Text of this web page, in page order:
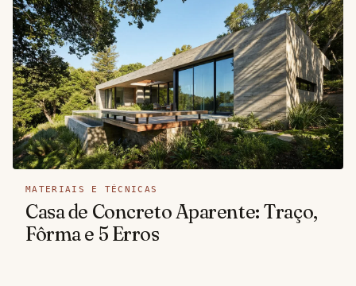
MATERIAIS E TÉCNICAS
Casa de Concreto Aparente: Traço,
Fôrma e 5 Erros